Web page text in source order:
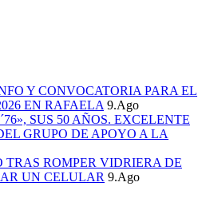
Y CONVOCATORIA PARA EL
EN RAFAELA 9.Ago
SUS 50 AÑOS. EXCELENTE
GRUPO DE APOYO A LA
TRAS ROMPER VIDRIERA DE
UN CELULAR 9.Ago